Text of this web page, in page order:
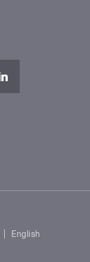
English